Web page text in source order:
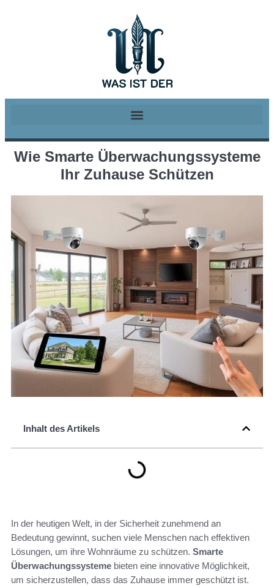
Wie Smarte Überwachungssysteme
Ihr Zuhause Schützen
Inhalt des Artikels
In der heutigen Welt, in der Sicherheit zunehmend an
Bedeutung gewinnt, suchen viele Menschen nach effektiven
Lösungen, um ihre Wohnräume zu schützen. Smarte
Überwachungssysteme bieten eine innovative Möglichkeit,
um sicherzustellen, dass das Zuhause immer geschützt ist.